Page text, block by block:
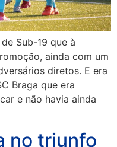
Sub-19 que à
ainda com um
diretos. E era
Braga que era
e não havia ainda
no triunfo